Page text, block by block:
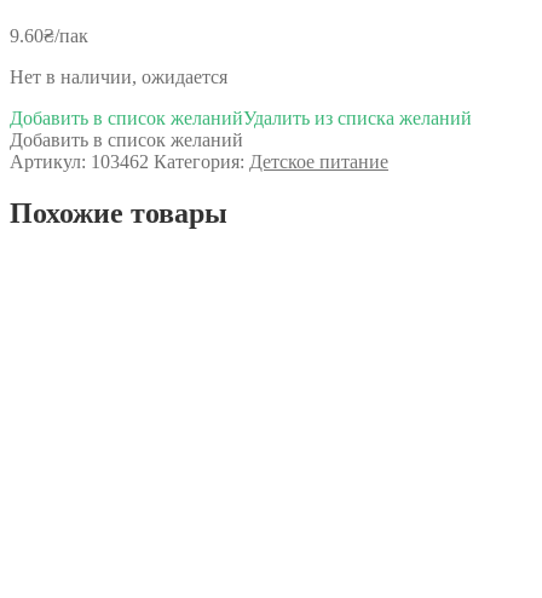
9.60₴/пак
Нет в наличии, ожидается
Добавить в список желанийУдалить из списка желаний
Добавить в список желаний
Артикул: 103462 Категория: Детское питание
Похожие товары